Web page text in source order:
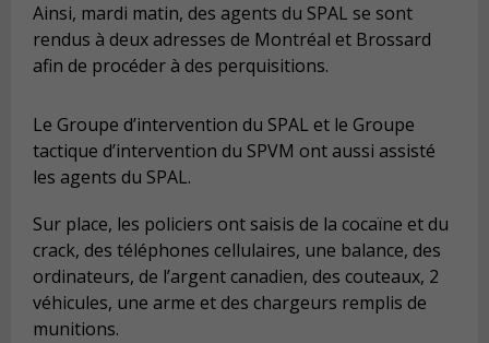
Ainsi, mardi matin, des agents du SPAL se sont
rendus à deux adresses de Montréal et Brossard
afin de procéder à des perquisitions.
Le Groupe d’intervention du SPAL et le Groupe
tactique d’intervention du SPVM ont aussi assisté
les agents du SPAL.
Sur place, les policiers ont saisis de la cocaïne et du
crack, des téléphones cellulaires, une balance, des
ordinateurs, de l’argent canadien, des couteaux, 2
véhicules, une arme et des chargeurs remplis de
munitions.